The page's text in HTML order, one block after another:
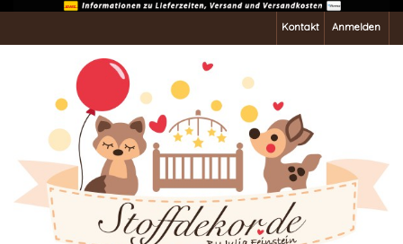
Anmelden
Kontakt